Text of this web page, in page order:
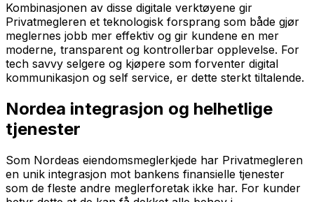
Kombinasjonen av disse digitale verktøyene gir
Privatmegleren et teknologisk forsprang som både gjør
meglernes jobb mer effektiv og gir kundene en mer
moderne, transparent og kontrollerbar opplevelse. For
tech savvy selgere og kjøpere som forventer digital
kommunikasjon og self service, er dette sterkt tiltalende.
Nordea integrasjon og helhetlige
tjenester
Som Nordeas eiendomsmeglerkjede har Privatmegleren
en unik integrasjon mot bankens finansielle tjenester
som de fleste andre meglerforetak ikke har. For kunder